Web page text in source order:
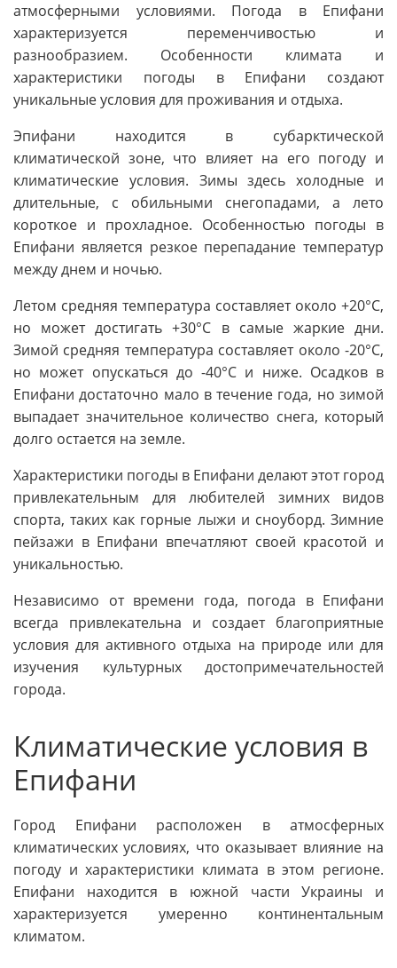
атмосферными условиями. Погода в Епифани
характеризуется переменчивостью и
разнообразием. Особенности климата и
характеристики погоды в Епифани создают
уникальные условия для проживания и отдыха.
Эпифани находится в субарктической
климатической зоне, что влияет на его погоду и
климатические условия. Зимы здесь холодные и
длительные, с обильными снегопадами, а лето
короткое и прохладное. Особенностью погоды в
Епифани является резкое перепадание температур
между днем и ночью.
Летом средняя температура составляет около +20°С,
но может достигать +30°С в самые жаркие дни.
Зимой средняя температура составляет около -20°С,
но может опускаться до -40°С и ниже. Осадков в
Епифани достаточно мало в течение года, но зимой
выпадает значительное количество снега, который
долго остается на земле.
Характеристики погоды в Епифани делают этот город
привлекательным для любителей зимних видов
спорта, таких как горные лыжи и сноуборд. Зимние
пейзажи в Епифани впечатляют своей красотой и
уникальностью.
Независимо от времени года, погода в Епифани
всегда привлекательна и создает благоприятные
условия для активного отдыха на природе или для
изучения культурных достопримечательностей
города.
Климатические условия в
Епифани
Город Епифани расположен в атмосферных
климатических условиях, что оказывает влияние на
погоду и характеристики климата в этом регионе.
Епифани находится в южной части Украины и
характеризуется умеренно континентальным
климатом.